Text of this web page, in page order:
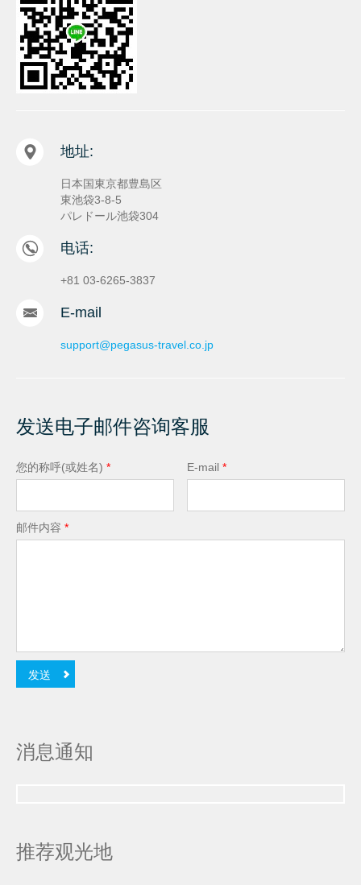
地址:
日本国東京都豊島区
東池袋3-8-5
パレドール池袋304
电话:
+81 03-6265-3837
E-mail
support@pegasus-travel.co.jp
发送电子邮件咨询客服
您的称呼(或姓名) * E-mail*
邮件内容 *
消息通知
推荐观光地